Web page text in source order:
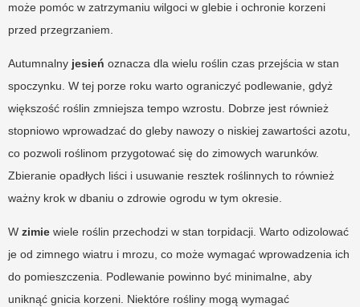
może pomóc w zatrzymaniu wilgoci w glebie i ochronie korzeni
przed przegrzaniem.
Autumnalny jesień oznacza dla wielu roślin czas przejścia w stan
spoczynku. W tej porze roku warto ograniczyć podlewanie, gdyż
większość roślin zmniejsza tempo wzrostu. Dobrze jest również
stopniowo wprowadzać do gleby nawozy o niskiej zawartości azotu,
co pozwoli roślinom przygotować się do zimowych warunków.
Zbieranie opadłych liści i usuwanie resztek roślinnych to również
ważny krok w dbaniu o zdrowie ogrodu w tym okresie.
W zimie wiele roślin przechodzi w stan torpidacji. Warto odizolować
je od zimnego wiatru i mrozu, co może wymagać wprowadzenia ich
do pomieszczenia. Podlewanie powinno być minimalne, aby
uniknąć gnicia korzeni. Niektóre rośliny mogą wymagać